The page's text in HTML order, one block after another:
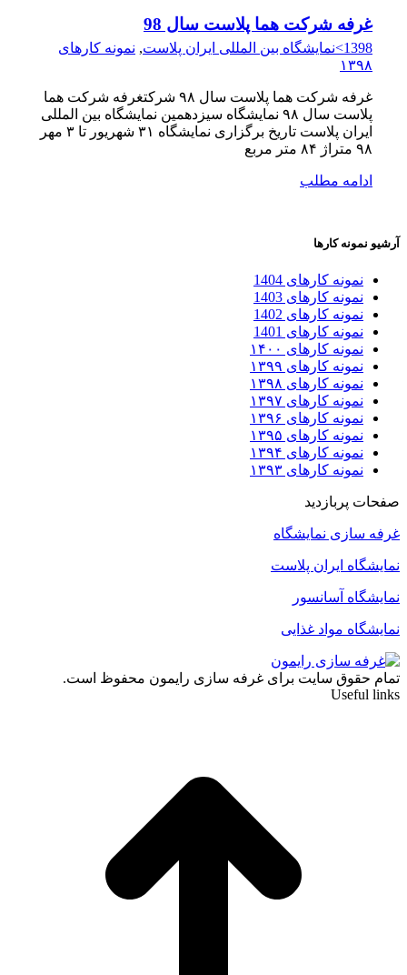
غرفه شرکت هما پلاست سال 98
1398>نمایشگاه بین المللی ایران پلاست , نمونه کارهای
۱۳۹۸
غرفه شرکت هما پلاست سال ۹۸ شرکتغرفه شرکت هما
پلاست سال ۹۸ نمایشگاه سیزدهمین نمایشگاه بین المللی
ایران پلاست تاریخ برگزاری نمایشگاه ۳۱ شهریور تا ۳ مهر
۹۸ متراژ ۸۴ متر مربع
ادامه مطلب
آرشیو نمونه کارها
نمونه کارهای 1404
نمونه کارهای 1403
نمونه کارهای 1402
نمونه کارهای 1401
نمونه کارهای ۱۴۰۰
نمونه کارهای ۱۳۹۹
نمونه کارهای ۱۳۹۸
نمونه کارهای ۱۳۹۷
نمونه کارهای ۱۳۹۶
نمونه کارهای ۱۳۹۵
نمونه کارهای ۱۳۹۴
نمونه کارهای ۱۳۹۳
صفحات پربازدید
غرفه سازی نمایشگاه
نمایشگاه ایران پلاست
نمایشگاه آسانسور
نمایشگاه مواد غذایی
تمام حقوق سایت برای غرفه سازی رایمون محفوظ است.
Useful links